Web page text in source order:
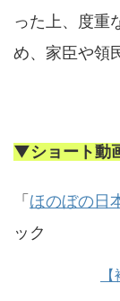
った上、度重
め、家臣や領
▼ショート動
「ほのぼの日
ック